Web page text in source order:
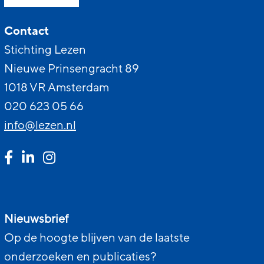
Contact
Stichting Lezen
Nieuwe Prinsengracht 89
1018 VR Amsterdam
020 623 05 66
info@lezen.nl
Nieuwsbrief
Op de hoogte blijven van de laatste
onderzoeken en publicaties?